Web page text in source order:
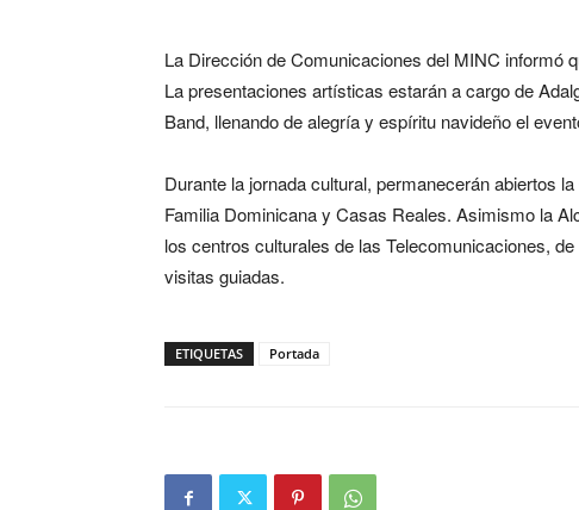
La Dirección de Comunicaciones del MINC informó
La presentaciones artísticas estarán a cargo de
Band, llenando de alegría y espíritu navideño el
Durante la jornada cultural, permanecerán abiertos
Familia Dominicana y Casas Reales. Asimismo la
los centros culturales de las Telecomunicaciones,
visitas guiadas.
ETIQUETAS Portada